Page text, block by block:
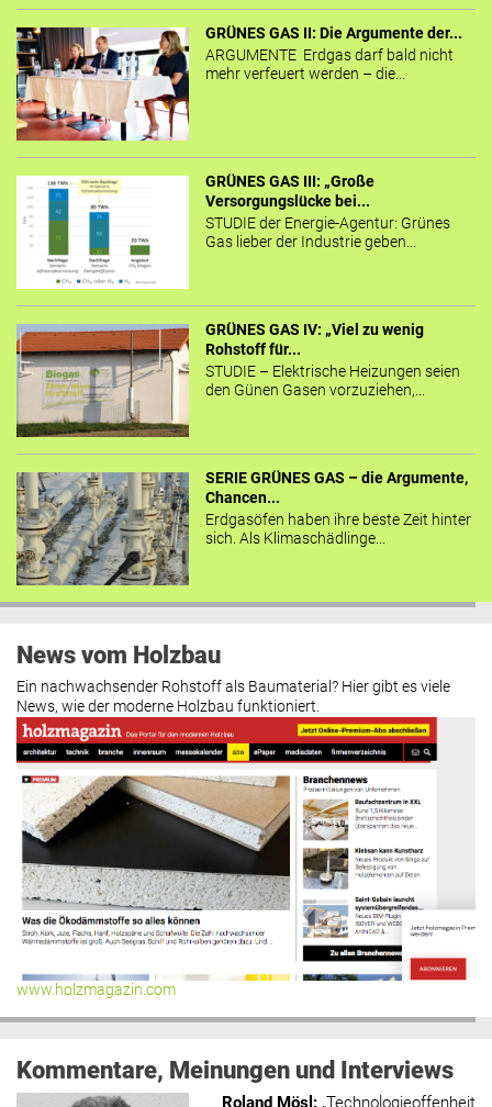
GRÜNES GAS II: Die Argumente der...
ARGUMENTE Erdgas darf bald nicht
mehr verfeuert werden – die...
GRÜNES GAS III: „Große
Versorgungslücke bei...
STUDIE der Energie-Agentur: Grünes
Gas lieber der Industrie geben...
GRÜNES GAS IV: „Viel zu wenig
Rohstoff für...
STUDIE – Elektrische Heizungen seien
den Günen Gasen vorzuziehen,...
SERIE GRÜNES GAS – die Argumente,
Chancen...
Erdgasöfen haben ihre beste Zeit hinter
sich. Als Klimaschädlinge...
News vom Holzbau
Ein nachwachsender Rohstoff als Baumaterial? Hier gibt es viele
News, wie der moderne Holzbau funktioniert.
www.holzmagazin.com
Kommentare, Meinungen und Interviews
Roland Mösl : „Technologieoffenheit